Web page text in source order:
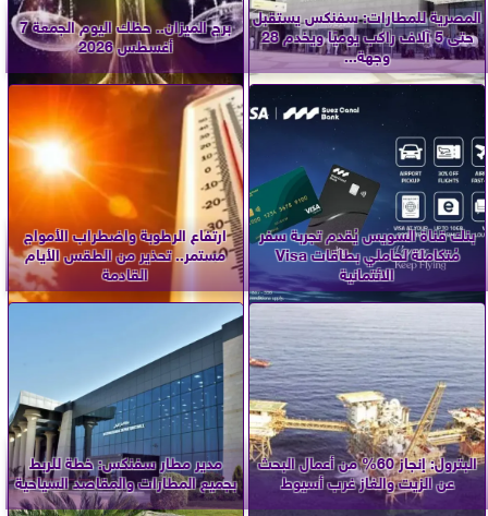
المصرية للمطارات: سفنكس يستقبل
حتى 5 آلاف راكب يوميًا ويخدم 28
وجهة...
برج الميزان.. حظك اليوم الجمعة 7
أغسطس 2026
بنك قناة السويس يُقدم تجربة سفر
مُتكاملة لحاملي بطاقات Visa
الائتمانية
ارتفاع الرطوبة واضطراب الأمواج
مستمر.. تحذير من الطقس الأيام
القادمة
البترول: إنجاز 60% من أعمال البحث
عن الزيت والغاز غرب أسيوط
مدير مطار سفنكس: خطة للربط
بجميع المطارات والمقاصد السياحية